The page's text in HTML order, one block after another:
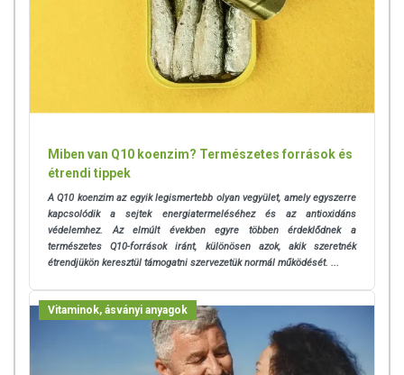
Miben van Q10 koenzim? Természetes források és
étrendi tippek
A Q10 koenzim az egyik legismertebb olyan vegyület, amely egyszerre
kapcsolódik a sejtek energiatermeléséhez és az antioxidáns
védelemhez. Az elmúlt években egyre többen érdeklődnek a
természetes Q10-források iránt, különösen azok, akik szeretnék
étrendjükön keresztül támogatni szervezetük normál működését. ...
Vitaminok, ásványi anyagok